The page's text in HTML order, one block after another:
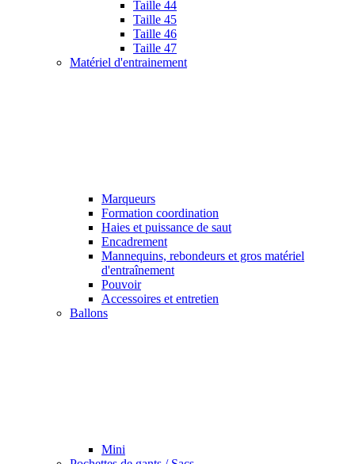
Taille 44
Taille 45
Taille 46
Taille 47
Matériel d'entrainement
Marqueurs
Formation coordination
Haies et puissance de saut
Encadrement
Mannequins, rebondeurs et gros matériel
d'entraînement
Pouvoir
Accessoires et entretien
Ballons
Mini